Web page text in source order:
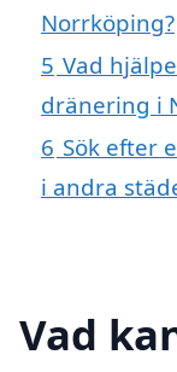
Norrköping?
5 Vad
dränering i
6 Sök efter
i andra
Vad